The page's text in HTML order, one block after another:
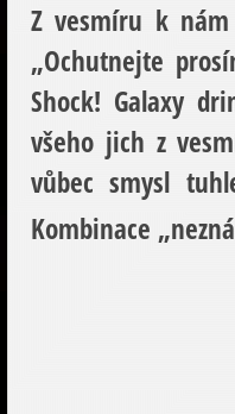
Z vesmíru k
„Ochutnejte
Shock! Galaxy
všeho jich z
vůbec smysl
Kombinace